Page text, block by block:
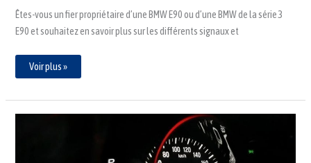
Êtes-vous un fier propriétaire d’une BMW E90 ou d’une BMW de la série 3
E90 et souhaitez en savoir plus sur les différents signaux et
Voir plus »
Quelle